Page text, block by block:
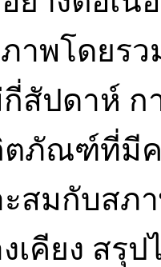
าพโดยรว
กี่สัปดาห์
ตภัณฑ์ที่มี
สมกับสภ
เคียง สรุ